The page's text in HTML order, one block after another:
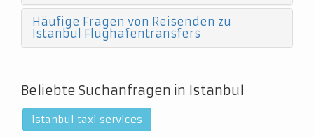
Häufige Fragen von Reisenden zu
Istanbul Flughafentransfers
Beliebte Suchanfragen in Istanbul
istanbul taxi services